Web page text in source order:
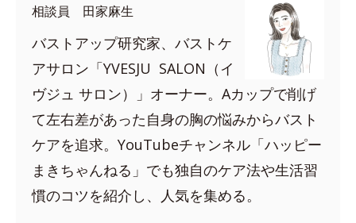
相談員 田家麻生
バストアップ研究家、バストケ
アサロン「YVESJU SALON（イ
ヴジュ サロン）」オーナー。Aカップで削げ
て左右差があった自身の胸の悩みからバスト
ケアを追求。YouTubeチャンネル「ハッピー
まきちゃんねる」でも独自のケア法や生活習
慣のコツを紹介し、人気を集める。